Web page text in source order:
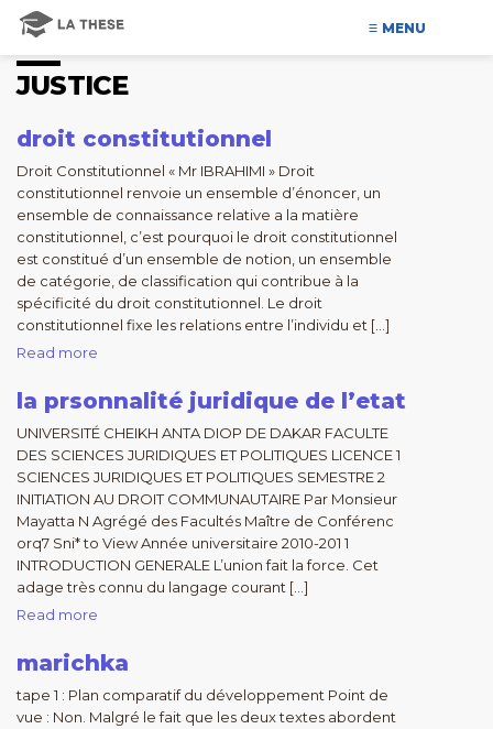
MENU
JUSTICE
droit constitutionnel
Droit Constitutionnel « Mr IBRAHIMI » Droit
constitutionnel renvoie un ensemble d’énoncer, un
ensemble de connaissance relative a la matière
constitutionnel, c’est pourquoi le droit constitutionnel
est constitué d’un ensemble de notion, un ensemble
de catégorie, de classification qui contribue à la
spécificité du droit constitutionnel. Le droit
constitutionnel fixe les relations entre l’individu et […]
Read more
la prsonnalité juridique de l’etat
UNIVERSITÉ CHEIKH ANTA DIOP DE DAKAR FACULTE
DES SCIENCES JURIDIQUES ET POLITIQUES LICENCE 1
SCIENCES JURIDIQUES ET POLITIQUES SEMESTRE 2
INITIATION AU DROIT COMMUNAUTAIRE Par Monsieur
Mayatta N Agrégé des Facultés Maître de Conférenc
orq7 Sni* to View Année universitaire 2010-201 1
INTRODUCTION GENERALE L’union fait la force. Cet
adage très connu du langage courant […]
Read more
marichka
tape 1 : Plan comparatif du développement Point de
vue : Non. Malgré le fait que les deux textes abordent